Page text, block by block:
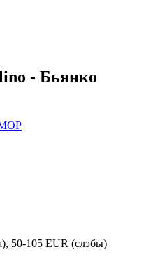
- Бьянко
50-105 EUR (слэбы)